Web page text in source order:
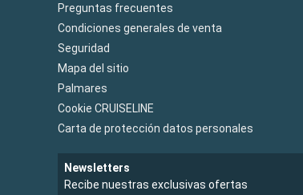
Preguntas frecuentes
Condiciones generales de venta
Seguridad
Mapa del sitio
Palmares
Cookie CRUISELINE
Carta de protección datos personales
Newsletters
Recibe nuestras exclusivas ofertas